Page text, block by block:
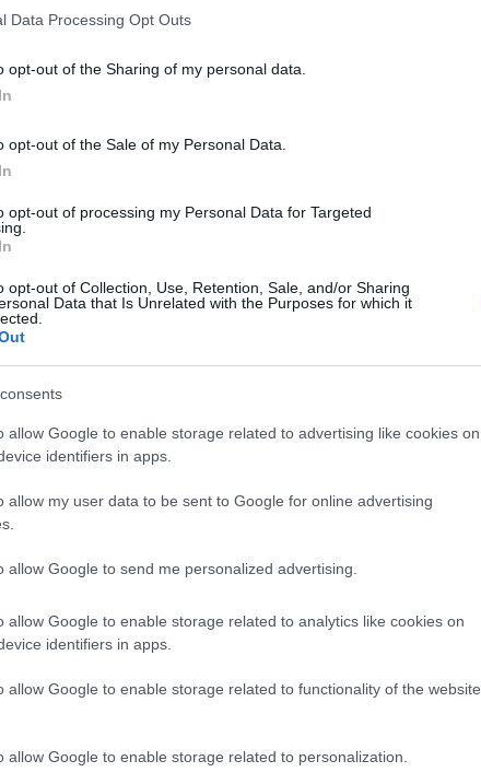
Data Processing Opt Outs
opt-out of the Sharing of my personal data.
opt-out of the Sale of my Personal Data.
opt-out of processing my Personal Data for Targeted
opt-out of Collection, Use, Retention, Sale, and/or Sharing
Data that Is Unrelated with the Purposes for which it
allow Google to enable storage related to advertising like cookies on
identifiers in apps.
allow my user data to be sent to Google for online advertising
allow Google to send me personalized advertising.
allow Google to enable storage related to analytics like cookies on
identifiers in apps.
allow Google to enable storage related to functionality of the website
allow Google to enable storage related to personalization.
Ράιαν επιστρέφει στα rom-coms μετά από